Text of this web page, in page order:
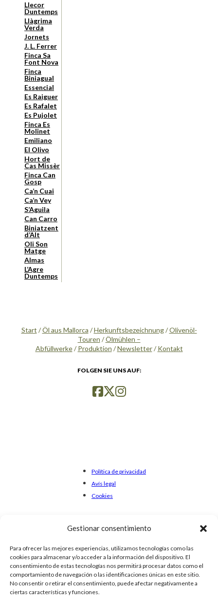
Gestionar consentimiento
Para ofrecer las mejores experiencias, utilizamos tecnologías como las
cookies para almacenar y/o acceder a la información del dispositivo. El
consentimiento de estas tecnologías nos permitirá procesar datos como el
comportamiento de navegación o las identificaciones únicas en este sitio.
No consentir o retirar el consentimiento, puede afectar negativamente a
ciertas características y funciones.
Llecor
Duntemps
Llàgrima
Verda
Jornets
J. L. Ferrer
Finca Sa
Font Nova
Finca
Biniagual
Essencial
Es Raiguer
Es Rafalet
Es Pujolet
Finca Es
Molinet
Emiliano
El Olivo
Hort de
Cas Missèr
Finca Can
Gosp
Ca’n Cuai
Ca’n Vey
S’Aguila
Can Carro
Biniatzent
d’Alt
Oli Son
Matge
Almas
L’Agre
Duntemps
Start /Öl aus Mallorca /Herkunftsbezeichnung/Olivenöl-
Touren /Ölmühlen –
Abfüllwerke/ Produktion /Newsletter/ Kontakt
FOLGEN SIE UNS AUF:
Política de privacidad
Avís legal
Cookies